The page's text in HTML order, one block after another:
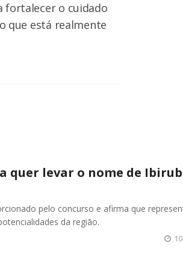
fortalecer o cuidado
que está realmente
quer levar o nome de
pelo concurso e afirma que
da região.